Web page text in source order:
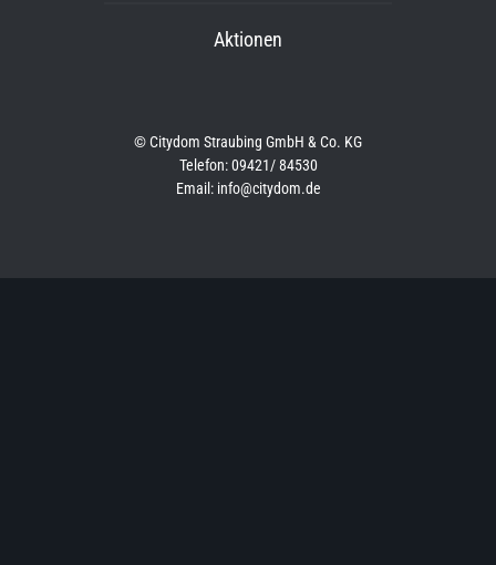
Aktionen
© Citydom Straubing GmbH & Co. KG
Telefon: 09421/ 84530
Email: info@citydom.de